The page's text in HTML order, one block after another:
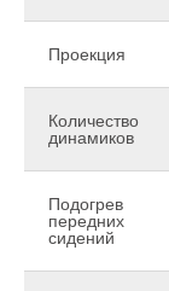
Проекция
Количество
динамиков
Подогрев
передних
сидений